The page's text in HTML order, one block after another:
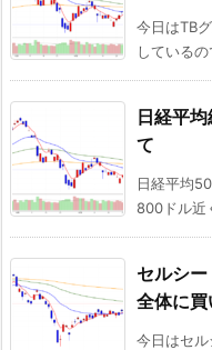
今日はTB
している
日経平
て
日経平均
800ドル近
セルシ
全体に
今日はセ